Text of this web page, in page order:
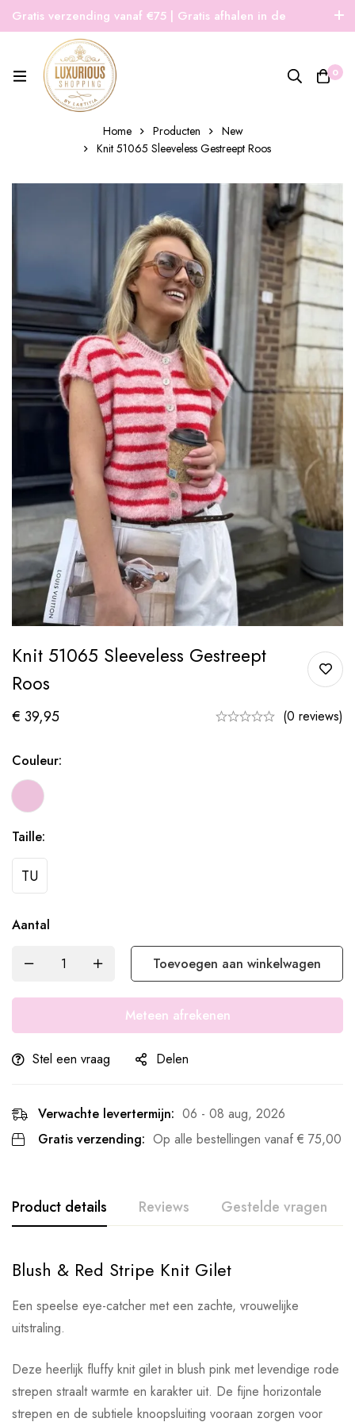
Gratis verzending vanaf €75 | Gratis afhalen in de
winkel | Snelle verzending
0
Home Producten
New
Knit 51065 Sleeveless Gestreept Roos
Knit 51065 Sleeveless Gestreept
Roos
€ 39,95 (0 reviews)
Couleur:
Taille:
TU
Aantal
Toevoegen aan winkelwagen
Meteen afrekenen
Stel een vraag Delen
Verwachte levertermijn: 06 - 08 aug, 2026
Gratis verzending: Op alle bestellingen vanaf € 75,00
Product details Reviews Gestelde vragen
Blush & Red Stripe Knit Gilet
Een speelse eye-catcher met een zachte, vrouwelijke
uitstraling.
Deze heerlijk fluffy knit gilet in blush pink met levendige rode
strepen straalt warmte en karakter uit. De fijne horizontale
strepen en de subtiele knoopsluiting vooraan zorgen voor